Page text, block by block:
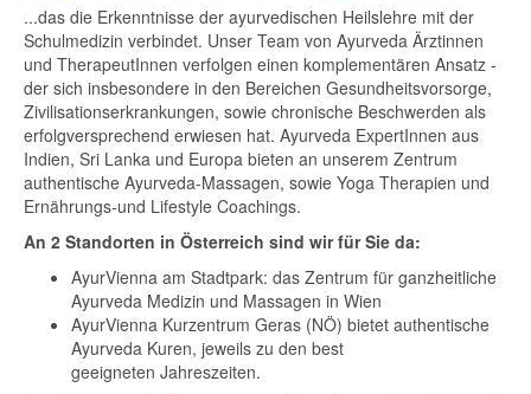
...das die Erkenntnisse der ayurvedischen Heilslehre mit der
Schulmedizin verbindet. Unser Team von Ayurveda Ärztinnen
und TherapeutInnen verfolgen einen komplementären Ansatz -
der sich insbesondere in den Bereichen Gesundheitsvorsorge,
Zivilisationserkrankungen, sowie chronische Beschwerden als
erfolgversprechend erwiesen hat. Ayurveda ExpertInnen aus
Indien, Sri Lanka und Europa bieten an unserem Zentrum
authentische Ayurveda-Massagen, sowie Yoga Therapien und
Ernährungs-und Lifestyle Coachings.
An 2 Standorten in Österreich sind wir für Sie da:
AyurVienna am Stadtpark: das Zentrum für ganzheitliche
Ayurveda Medizin und Massagen in Wien
AyurVienna Kurzentrum Geras (NÖ) bietet authentische
Ayurveda Kuren, jeweils zu den best
geeigneten Jahreszeiten.